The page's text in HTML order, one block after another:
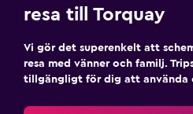
resa till Torquay
Vi gör det superenkelt att
resa med vänner och familj.
tillgängligt för dig att använda